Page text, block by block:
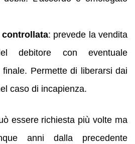
controllata: prevede la vendita
debitore con eventuale
finale. Permette di liberarsi dai
caso di incapienza.
essere richiesta più volte ma
anni dalla precedente